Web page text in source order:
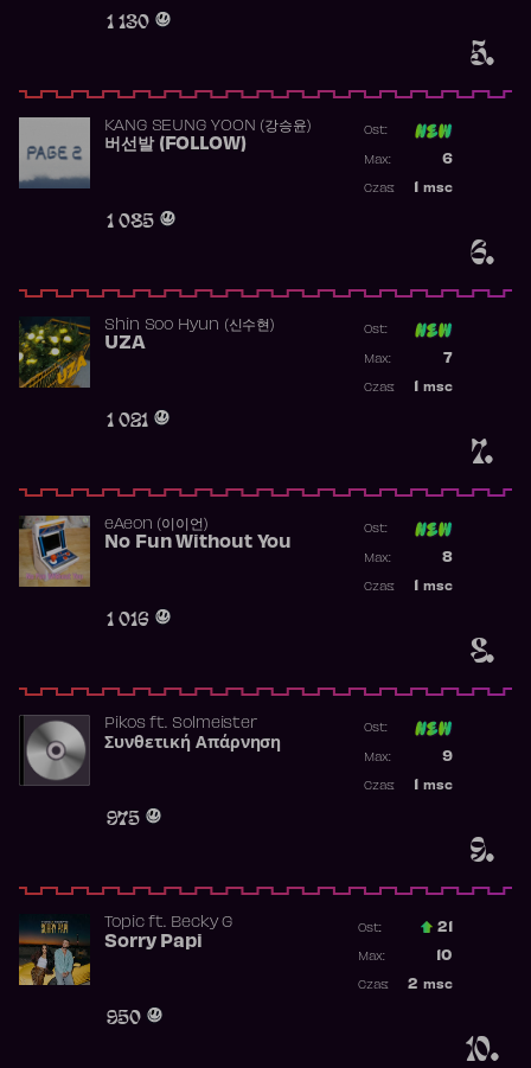
5.
1 130
6.
KANG SEUNG YOON (강승윤)
버선발 (FOLLOW)
1 085
Ost:
6
Max:
msc
Czas:
7.
Shin Soo Hyun (신수현)
UZA
1 021
Ost:
7
Max:
msc
Czas:
8.
​eAeon (이이언)
No Fun Without You
1 016
Ost:
8
Max:
msc
Czas:
9.
Pikosft. Solmeister
Συνθετική Απάρνηση
975
Ost:
9
Max:
msc
Czas:
10.
Topicft. Becky G
Sorry Papi
950
Ost.: 21
10
Max:
2 msc
Czas: